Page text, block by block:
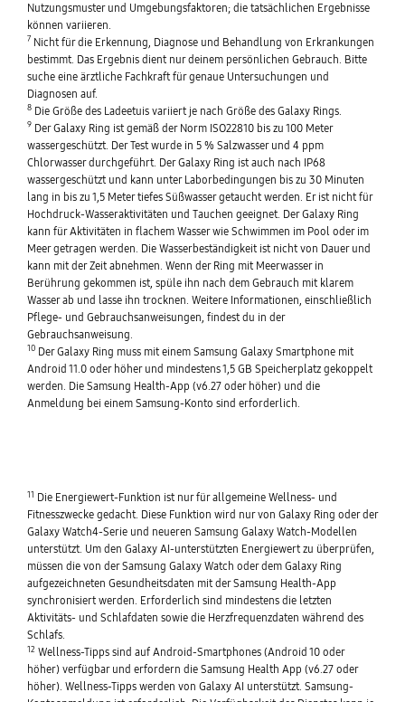
Nutzungsmuster und Umgebungsfaktoren; die tatsächlichen Ergebnisse
können variieren.
7Nicht für die Erkennung, Diagnose und Behandlung von Erkrankungen
bestimmt. Das Ergebnis dient nur deinem persönlichen Gebrauch. Bitte
suche eine ärztliche Fachkraft für genaue Untersuchungen und
Diagnosen auf.
8Die Größe des Ladeetuis variiert je nach Größe des Galaxy Rings.
9Der Galaxy Ring ist gemäß der Norm ISO22810 bis zu 100 Meter
wassergeschützt. Der Test wurde in 5 % Salzwasser und 4 ppm
Chlorwasser durchgeführt. Der Galaxy Ring ist auch nach IP68
wassergeschützt und kann unter Laborbedingungen bis zu 30 Minuten
lang in bis zu 1,5 Meter tiefes Süßwasser getaucht werden. Er ist nicht für
Hochdruck-Wasseraktivitäten und Tauchen geeignet. Der Galaxy Ring
kann für Aktivitäten in flachem Wasser wie Schwimmen im Pool oder im
Meer getragen werden. Die Wasserbeständigkeit ist nicht von Dauer und
kann mit der Zeit abnehmen. Wenn der Ring mit Meerwasser in
Berührung gekommen ist, spüle ihn nach dem Gebrauch mit klarem
Wasser ab und lasse ihn trocknen. Weitere Informationen, einschließlich
Pflege- und Gebrauchsanweisungen, findest du in der
Gebrauchsanweisung.
10Der Galaxy Ring muss mit einem Samsung Galaxy Smartphone mit
Android 11.0 oder höher und mindestens 1,5 GB Speicherplatz gekoppelt
werden. Die Samsung Health-App (v6.27 oder höher) und die
Anmeldung bei einem Samsung-Konto sind erforderlich.
11
Die Energiewert-Funktion ist nur für allgemeine Wellness- und
Fitnesszwecke gedacht. Diese Funktion wird nur von Galaxy Ring oder der
Galaxy Watch4-Serie und neueren Samsung Galaxy Watch-Modellen
unterstützt. Um den Galaxy AI-unterstützten Energiewert zu überprüfen,
müssen die von der Samsung Galaxy Watch oder dem Galaxy Ring
aufgezeichneten Gesundheitsdaten mit der Samsung Health-App
synchronisiert werden. Erforderlich sind mindestens die letzten
Aktivitäts- und Schlafdaten sowie die Herzfrequenzdaten während des
Schlafs.
12 Wellness-Tipps sind auf Android-Smartphones (Android 10 oder
höher) verfügbar und erfordern die Samsung Health App (v6.27 oder
höher). Wellness-Tipps werden von Galaxy AI unterstützt. Samsung-